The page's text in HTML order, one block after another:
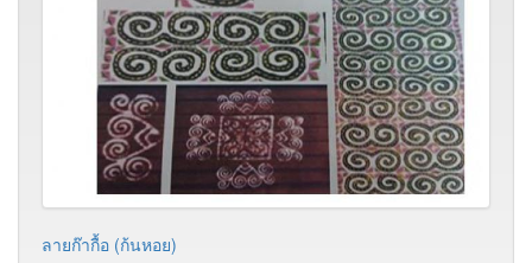
ลายก๊ากื้อ (ก้นหอย)